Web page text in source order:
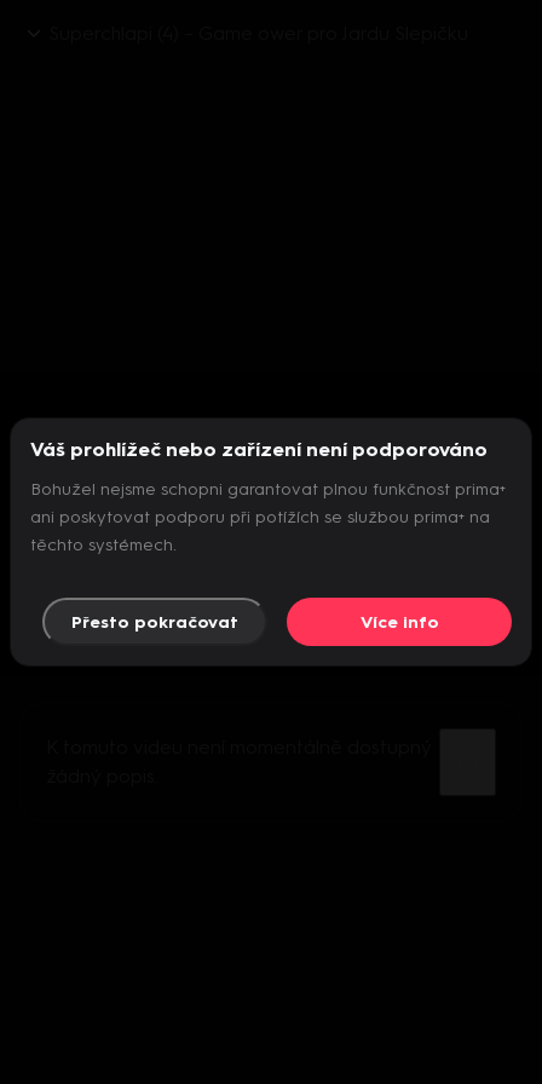
Nepodařilo se inicializovat přehrávač
Váš prohlížeč nebo zařízení není podporováno
Bohužel nejsme schopni garantovat plnou funkčnost prima+
ani poskytovat podporu při potížích se službou prima+ na
těchto systémech.
Přesto pokračovat Více info